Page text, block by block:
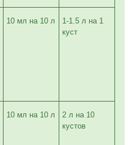
10 мл на 10 л
1-1.5 л на 1
куст
10 мл на 10 л
2 л на 10
кустов